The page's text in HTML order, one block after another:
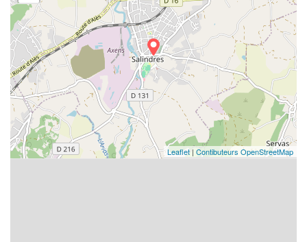
Leaflet | Contibuteurs OpenStreetMap